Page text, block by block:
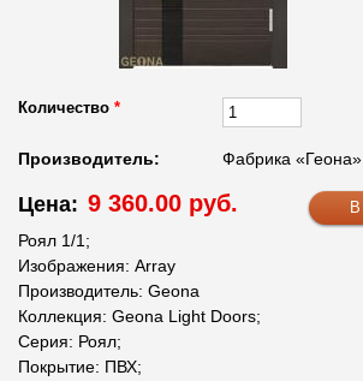
Количество *
Производитель: Фабрика «Геона»
Цена: 9 360.00 руб.
Роял 1/1;
Изображения: Array
Производитель: Geona
Коллекция: Geona Light Doors;
Серия: Роял;
Покрытие: ПВХ;